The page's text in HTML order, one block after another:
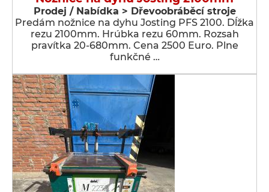
Prodej / Nabídka > Dřevoobráběcí stroje
Predám nožnice na dyhu Josting PFS 2100. Dĺžka
rezu 2100mm. Hrúbka rezu 60mm. Rozsah
pravítka 20-680mm. Cena 2500 Euro. Plne
funkčné …